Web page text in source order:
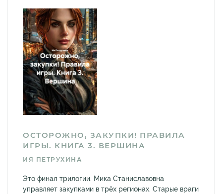
ОСТОРОЖНО, ЗАКУПКИ! ПРАВИЛА
ИГРЫ. КНИГА 3. ВЕРШИНА
ИЯ ПЕТРУХИНА
Это финал трилогии. Мика Станиславовна
управляет закупками в трёх регионах. Старые враги